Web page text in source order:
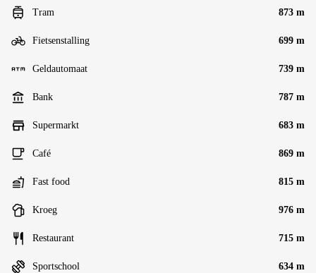
Tram 873 m
Fietsenstalling 699 m
Geldautomaat 739 m
Bank 787 m
Supermarkt 683 m
Café 869 m
Fast food 815 m
Kroeg 976 m
Restaurant 715 m
Sportschool 634 m